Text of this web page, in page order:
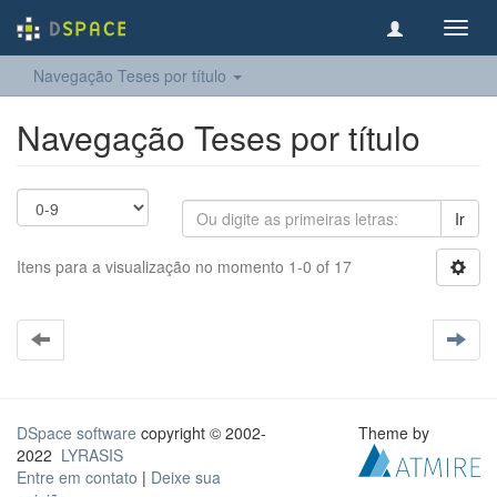
Navegação Teses por título
Navegação Teses por título
Ir
Itens para a visualização no momento 1-0 of 17
DSpace software copyright © 2002-
2022 LYRASIS
Entre em contato | Deixe sua
Theme by